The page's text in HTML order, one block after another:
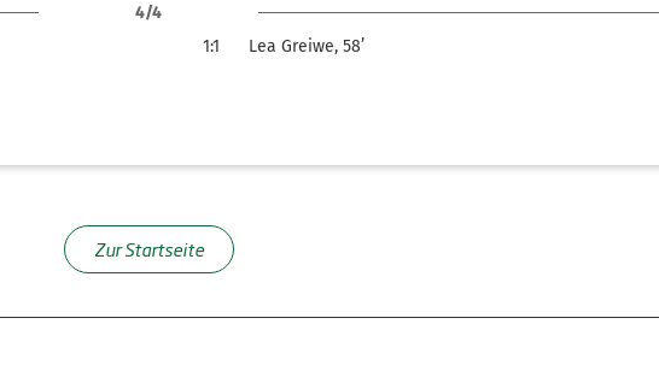
4/4
1:1
Lea Greiwe, 58’
Zur Startseite